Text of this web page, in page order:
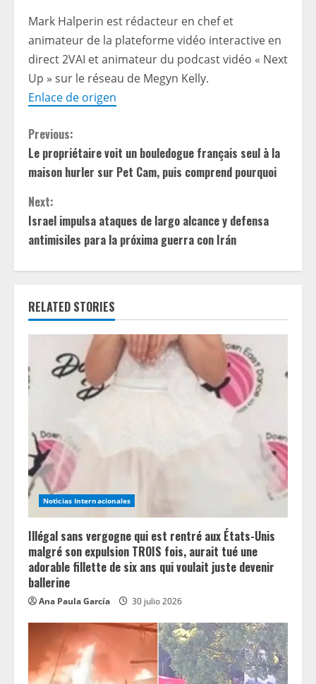
Mark Halperin est rédacteur en chef et
animateur de la plateforme vidéo interactive en
direct 2VAI et animateur du podcast vidéo « Next
Up » sur le réseau de Megyn Kelly.
Enlace de origen
C
o
n
t
u
R
a
d
i
n
g
Previous:
Le propriétaire voit un bouledogue français seul à la
maison hurler sur Pet Cam, puis comprend pourquoi
Next:
Israel impulsa ataques de largo alcance y defensa
antimisiles para la próxima guerra con Irán
RELATED STORIES
Noticias Internacionales
Illégal sans vergogne qui est rentré aux États-Unis
malgré son expulsion TROIS fois, aurait tué une
adorable fillette de six ans qui voulait juste devenir
ballerine
Ana Paula García 30 julio 2026